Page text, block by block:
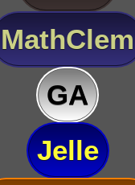
MathClem
GA
Jelle